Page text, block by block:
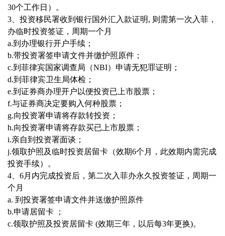
30个工作日）。
3、投资移民署收到银行国外汇入款证明, 则需第一次入菲，
办临时投资签证，周期一个月
a.到办理银行开户手续；
b.带投资署签申请文件并缴护照原件；
c.到菲律宾国家调查局（NBI）申请无犯罪证明；
d.到菲律宾卫生局体检；
e.到证券商办理开户以便投资已上市股票；
f.与证券商决定要购入何种股票；
g.向投资署申请将存款转投资；
h.向投资署申请将存款买已上市股票；
i.亲自到投资署面谈；
j.领取护照及临时投资居留卡（效期6个月，此效期内需完成
投资手续）。
4、6月内完成投资后，第二次入菲办永久投资签证，周期一
个月
a. 到投资署签申请文件并送缴护照原件
b.申请居留卡 ；
c.领取护照及投资居留卡 (效期三年，以后每3年更换)。